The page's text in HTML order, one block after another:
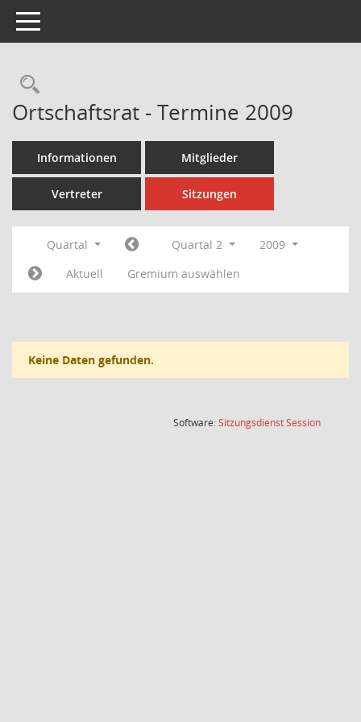
Toggle navigation
Rechercheauswahl
Ortschaftsrat - Termine 2009
Informationen Mitglieder
Vertreter Sitzungen
Quartal Quartal 2
2009
Aktuell
Gremium auswählen
Keine Daten gefunden.
Software:SitzungsdienstSession(Wird in